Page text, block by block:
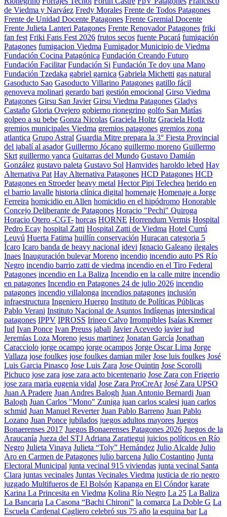
de Viedma y Narváez Fredy Morales Frente de Todos Patagones
Frente de Unidad Docente Patagones Frente Gremial Docente
Frente Julieta Lanteri Patagones Frente Renovador Patagones friki
fan fest Friki Fans Fest 2026 frutos secos fuente Pucará fumigación
Patagones fumigacion Viedma Fumigador Municipio de Viedma
Fundación Cocina Patagónica Fundación Creando Futuro
Fundación Facilitar Fundación Si Fundación Te doy una Mano
Fundación Tzedaka gabriel garnica Gabriela Michetti gas natural
Gasoducto Sao Gasoducto Villarino Patagones gatillo fácil
genoveva molinari gerardo bari gestión emocional Girso Viedma
Patagones Girsu San Javier Girsu Viedma Patagones Gladys
Castaño Gloria Ovejero gobierno rionegrino golfo San Matías
golpeo a su bebe Gonza Nicolas Graciela Holtz Graciela Hotlz
gremios municipales Viedma gremios patagones gremios zona
atlantica Grupo Astral Guardia Mitre prepara la 3° Fiesta Provincial
del jabalí al asador Guillermo Jócano guillermo moreno Guillermo
Skrt guillermo yanca Guitarras del Mundo Gustavo Damián
González gustavo paleta Gustavo Sol Hamvides haroldo lebed Hay
Alternativa Pat Hay Alternativa Patagones HCD Patagones HCD
Patagones en Stroeder heavy metal Hector Pipi Telechea herido en
el barrio lavalle historia clínica digital homenaje Homenaje a Jorge
Ferreira homicidio en Allen homicidio en el hipódromo Honorable
Concejo Deliberante de Patagones Horacio "Pechi" Quiroga
Horacio Otero -CGT- horcas HORNE Horrendum Vermis Hospital
Pedro Ecay hospital Zatti Hospital Zatti de Viedma Hotel Currú
Leuvú Huerta Fatima huillín conservación Huracan categoria 5
Ícaro Icaro banda de heavy nacional idevi Ignacio Galeano ilegales
Inaes Inauguración bulevar Moreno incendio incendio auto PS Río
Negro incendio barrio zatti de viedma incendio en el Tiro Federal
Patagones incendio en La Baliza Incendio en la calle mitre incendio
en patagones Incendio en Patagones 24 de julio 2026 incendio
patagones incendio villalonga incendios patagones inclusión
infraestructura Ingeniero Huergo Instituto de Políticas Públicas
Pablo Verani Instituto Nacional de Asuntos Indígenas intersindical
patagones IPPV IPROSS Irineo Calvo Irrompibles Isaías Kremer
Iud Ivan Ponce Ivan Preuss jabali Javier Acevedo javier iud
Jeremías Loza Moreno jesus martinez Jonatan García Jonathan
Caracciolo jorge ocampo jorge ocampos Jorge Oscar Lima Jorge
Vallaza jose foulkes jose foulkes damian miler Jose luis foulkes José
Luis Garcia Pinasco Jose Luis Zara Jose Quintin Jose Scorolli
Pichuco jose zara jose zara acto bicentenario Jose Zara con Frigerio
jose zara maria eugenia vidal Jose Zara ProCreAr José Zara UPSO
Juan A Pradere Juan Andres Balogh Juan Antonio Bernardi Juan
Balogh Juan Carlos "Mono" Zuniga juan carlos scalesi juan carlos
schmid Juan Manuel Reverter Juan Pablo Barreno Juan Pablo
Lozano Juan Ponce jubilados juegos adultos mayores Juegos
Bonaerenses 2017 Juegos Bonaerenses Patagones 2026 Juegos de la
Araucanía Jueza del STJ Adriana Zaratiegui juicios políticos en Río
Negro Julieta Vinaya Julieta “Toly” Hernández Julio Alcalde Julio
Aro en Carmen de Patagones julio barcena Julio Costantino Junta
Electoral Municipal junta vecinal 915 viviendas junta vecinal Santa
Clara juntas vecinales Juntas Vecinales Viedma justicia de rio negro
juzgado Multifueros de El Bolsón Kapanga en El Cóndor karate
Karina La Princesita en Viedma Kolina Río Negro La 25 La Baliza
La Bancaria La Casona “Bachi Chironi” la comarca La Doble G La
Escuela Cardenal Cagliero celebró sus 75 año la esquina bar La